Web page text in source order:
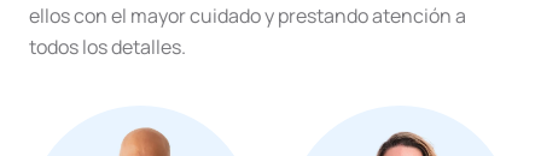
ellos con el mayor cuidado y prestando atención a
todos los detalles.